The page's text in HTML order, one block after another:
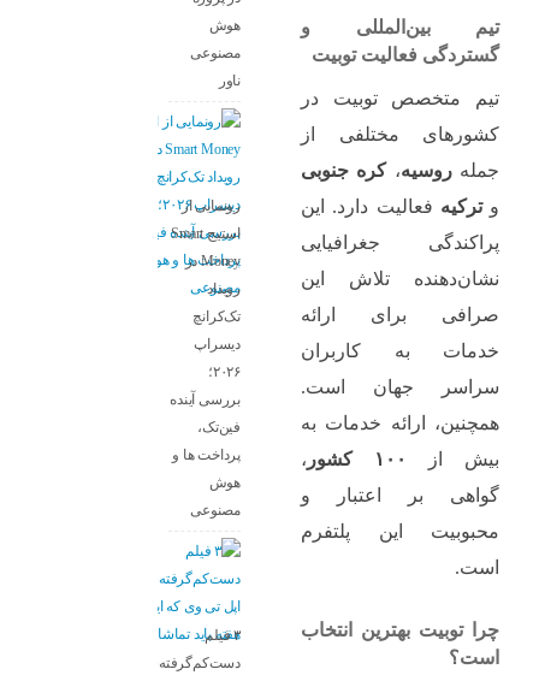
تیم بین‌المللی و
گستردگی فعالیت توبیت
تیم متخصص توبیت در
کشورهای مختلفی از
جملهروسیه،کره جنوبی
وترکیه فعالیت دارد. این
پراکندگی جغرافیایی
نشان‌دهنده تلاش این
صرافی برای ارائه
خدمات به کاربران
سراسر جهان است.
همچنین، ارائه خدمات به
بیش از
۱۰۰ کشور
،
گواهی بر اعتبار و
محبوبیت این پلتفرم
است.
چرا توبیت بهترین انتخاب
است؟
هوش
مصنوعی
ناور
رونمایی از
استیج Smart
Money در
رویداد
تک‌کرانچ
دیسراپ
۲۰۲۶؛
بررسی آینده
فین‌تک،
پرداخت‌ ها و
هوش
مصنوعی
۳ فیلم
دست‌کم‌گرفته‌شده